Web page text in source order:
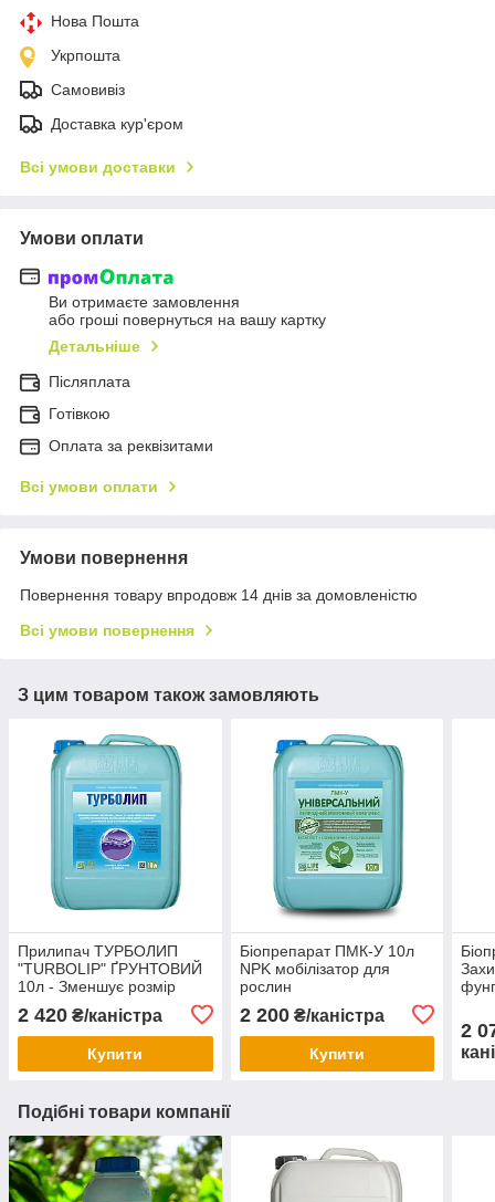
Нова Пошта
Укрпошта
Самовивіз
Доставка кур'єром
Всі умови доставки
Умови оплати
Ви отримаєте замовлення
або гроші повернуться на вашу картку
Детальніше
Післяплата
Готівкою
Оплата за реквізитами
Всі умови оплати
Умови повернення
Повернення товару впродовж 14 днів за домовленістю
Всі умови повернення
З цим товаром також замовляють
Прилипач ТУРБОЛИП
"TURBOLIP" ҐРУНТОВИЙ
10л - Зменшує розмір
змиванню агропрепаратів
та ззр
2 420 ₴/каністра
Купити
Біопрепарат ПМК-У 10л
NPK мобілізатор для
рослин
2 200₴/каністра
Купити
2
Подібні товари компанії